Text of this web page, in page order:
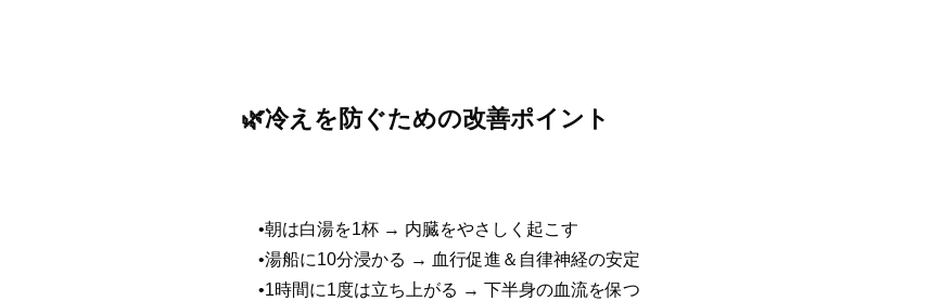
🌿冷えを防ぐための改善ポイント
•朝は白湯を1杯 → 内臓をやさしく起こす
•湯船に10分浸かる → 血行促進＆自律神経の安定
•1時間に1度は立ち上がる → 下半身の血流を保つ